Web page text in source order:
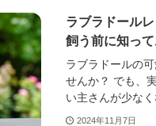
ラブラドール
飼う前に知っ
ラブラドールの
せんか？ でも、
い主さんが少なく
2024年11月7日